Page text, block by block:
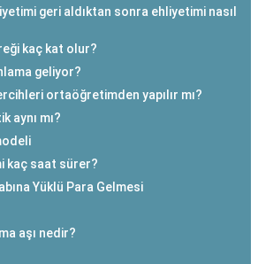
geri aldıktan sonra ehliyetimi nasıl
kaç kat olur?
geliyor?
ortaöğretimden yapılır mı?
aynı mı?
kaç saat sürer?
Yüklü Para Gelmesi
aşı nedir?